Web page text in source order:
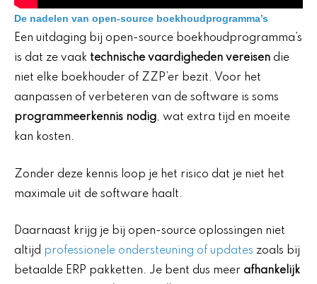
De nadelen van open-source boekhoudprogramma’s
Een uitdaging bij open-source boekhoudprogramma’s
is dat ze vaak technische vaardigheden vereisen die
niet elke boekhouder of ZZP’er bezit. Voor het
aanpassen of verbeteren van de software is soms
programmeerkennis nodig, wat extra tijd en moeite
kan kosten.
Zonder deze kennis loop je het risico dat je niet het
maximale uit de software haalt.
Daarnaast krijg je bij open-source oplossingen niet
altijd professionele ondersteuning of updates zoals bij
betaalde ERP pakketten. Je bent dus meer afhankelijk